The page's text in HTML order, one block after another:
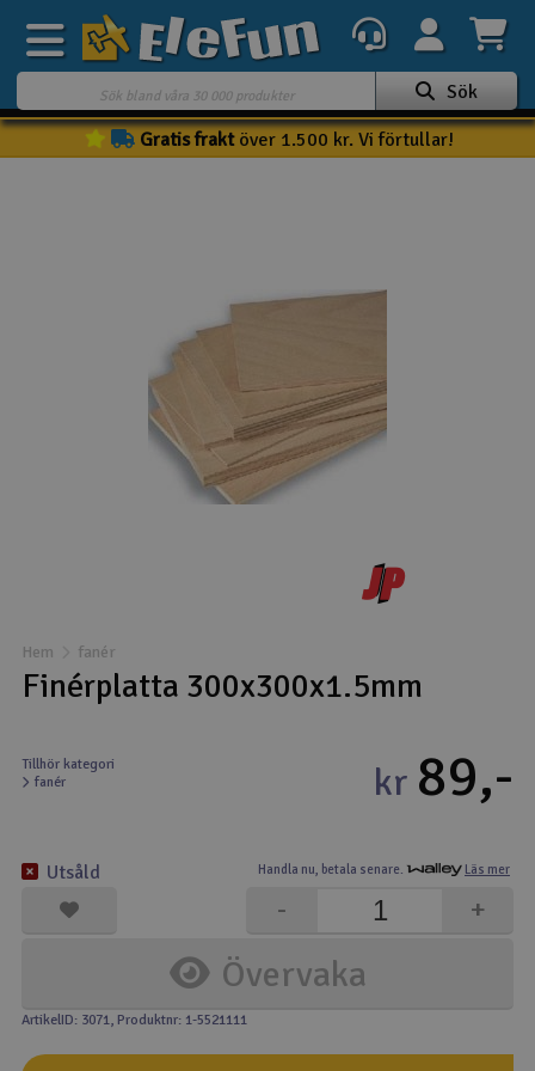
Veckans erbjudande
Batteri & laddare
Drönare
Drönare för FPV
Flygplan
Kamerautrustning
Modelljärnväg
Motor & tillbehör
Sök
Gratis fraktöver 1.500 kr. Vi förtullar!
Hem fanér
Finérplatta 300x300x1.5mm
Tillhör kategori
fanér
Handla nu, betala senare. Läs mer
kr 89,-
Övervaka
+
-
Utsåld
ArtikelID: 3071, Produktnr: 1-5521111